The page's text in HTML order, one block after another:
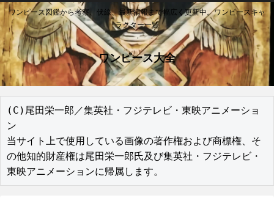
ワンピース図鑑から考察、伏線、最新情報まで幅広く更新中。ワンピースキャ
ラクター一覧
ワンピース大全
(C)尾田栄一郎／集英社・フジテレビ・東映アニメーショ
ン
当サイト上で使用している画像の著作権および商標権、そ
の他知的財産権は尾田栄一郎氏及び集英社・フジテレビ・
東映アニメーションに帰属します。